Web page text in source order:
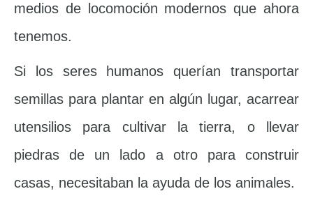
medios de locomoción modernos que ahora
tenemos.
Si los seres humanos querían transportar
semillas para plantar en algún lugar, acarrear
utensilios para cultivar la tierra, o llevar
piedras de un lado a otro para construir
casas, necesitaban la ayuda de los animales.